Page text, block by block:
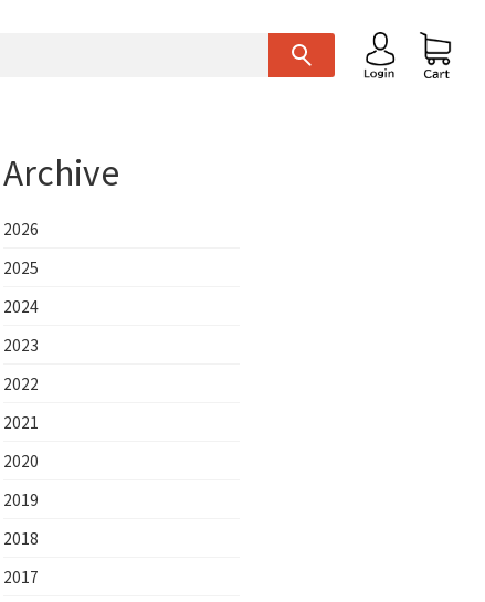
Archive
2026
2025
2024
2023
2022
2021
2020
2019
2018
2017